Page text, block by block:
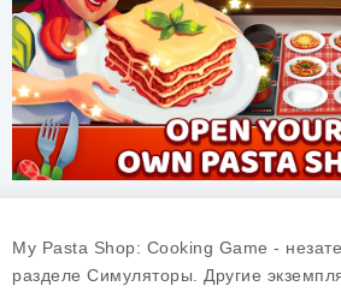
My Pasta Shop: Cooking Game -
разделе Симуляторы. Другие